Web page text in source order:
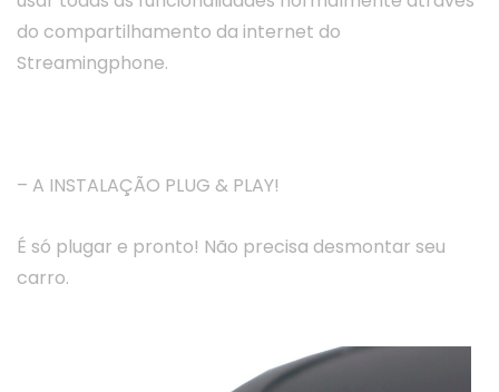
do compartilhamento da internet do
Streamingphone.
– A INSTALAÇÃO PLUG & PLAY!
É só plugar e pronto! Não precisa desmontar seu
carro.